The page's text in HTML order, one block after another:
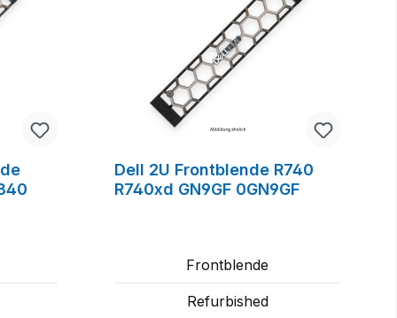
Dell 2U Frontblende R740
R740xd GN9GF 0GN9GF
Frontblende
Refurbished